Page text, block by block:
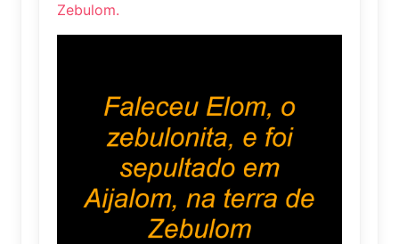
Zebulom.